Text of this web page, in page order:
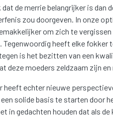
dat de merrie belangrijker is dan
zou doorgeven. In onze
om zich te vergissen
Tegenwoordig heeft elke
is het bezitten van een
deze moeders zeldzaam zijn
heeft echter nieuwe
solide basis te starten door
in gedachten houden dat als